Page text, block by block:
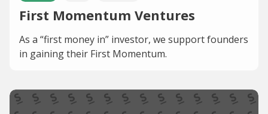
First Momentum Ventures
As a “first money in” investor, we support founders
in gaining their First Momentum.